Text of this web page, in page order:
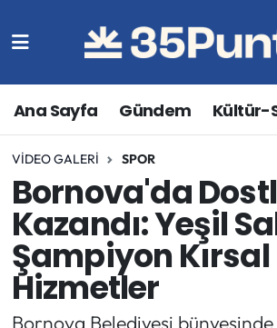
Ana Sayfa Gündem Kültür-
VIDEO GALERI SPOR
Bornova'da
Kazandı: Yeşil
Şampiyon Kırsal
Hizmetler
Bornova Belediyesi bünyesinde